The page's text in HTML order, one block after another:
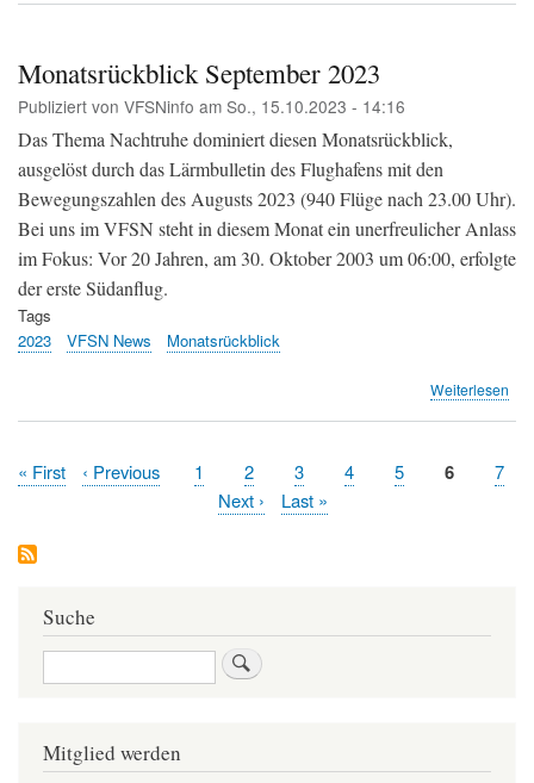
Monatsrückblick September 2023
Publiziert von VFSNinfo am So., 15.10.2023 - 14:16
Das Thema Nachtruhe dominiert diesen Monatsrückblick,
ausgelöst durch das Lärmbulletin des Flughafens mit den
Bewegungszahlen des Augusts 2023 (940 Flüge nach 23.00 Uhr).
Bei uns im VFSN steht in diesem Monat ein unerfreulicher Anlass
im Fokus: Vor 20 Jahren, am 30. Oktober 2003 um 06:00, erfolgte
der erste Südanflug.
Tags
2023
VFSN News Monatsrückblick
Weiterlesen
Seitennummerierung
Erste
« First
Vorherige
‹ Previous Page
1 Page
2 Page
3 Page
4 Page
5
Aktuelle
6 Page
7
Nächste
Next ›
Letzte
Last »
Suche
Suche
Mitglied werden